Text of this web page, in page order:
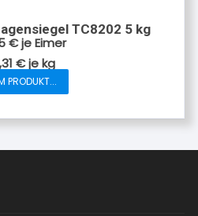
TC8202 5 kg
€je Eimer
€jekg
PRODUKT...
Dieses
weist
mehrere